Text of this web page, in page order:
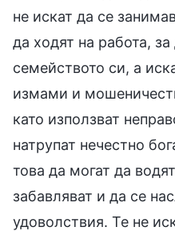
не искат да се
да ходят на работа,
семейството си, а
измами и
като използват
натрупат нечестно
това да могат да
забавляват и да се
удоволствия. Те не